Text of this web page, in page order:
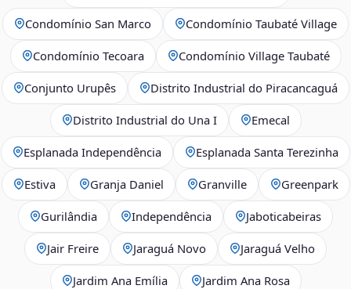
Condomínio San Marco Condomínio Taubaté Village
Condomínio Tecoara Condomínio Village Taubaté
Conjunto Urupês Distrito Industrial do Piracancaguá
Distrito Industrial do Una I Emecal
Esplanada Independência Esplanada Santa Terezinha
Estiva Granja Daniel Granville Greenpark
Gurilândia Independência Jaboticabeiras
Jair Freire Jaraguá Novo Jaraguá Velho
Jardim Ana Emília Jardim Ana Rosa